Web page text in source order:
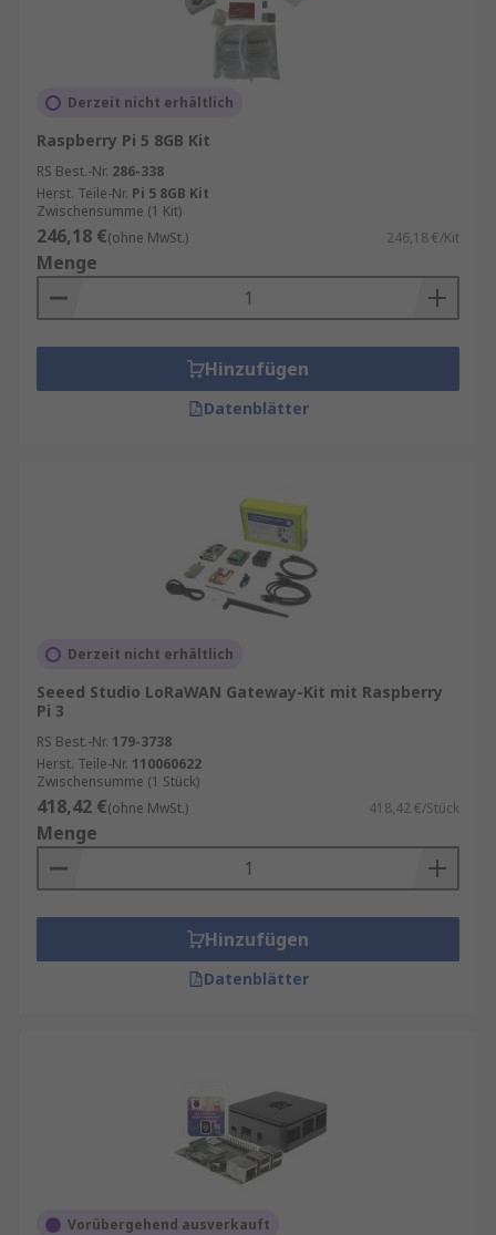
Derzeit nicht erhältlich
Raspberry Pi 5 8GB Kit
RS Best.-Nr. 286-338
Herst. Teile-Nr. Pi 5 8GB Kit
Zwischensumme (1 Kit)
246,18 €(ohne MwSt.) 246,18 €/Kit
Menge
Hinzufügen
Datenblätter
Derzeit nicht erhältlich
Seeed Studio LoRaWAN Gateway-Kit mit Raspberry
Pi 3
RS Best.-Nr. 179-3738
Herst. Teile-Nr. 110060622
Zwischensumme (1 Stück)
418,42 €(ohne MwSt.) 418,42 €/Stück
Menge
Hinzufügen
Datenblätter
Vorübergehend ausverkauft